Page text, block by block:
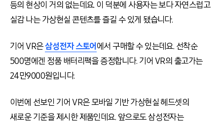
등의 현상이 거의 없는데요. 이 덕분에 사용자는 보다 자연스럽고
실감 나는 가상현실 콘텐츠를 즐길 수 있게 됐습니다.
기어 VR은삼성전자 스토어 에서 구매할 수 있는데요. 선착순
500명에겐 정품 배터리팩을 증정합니다. 기어 VR의 출고가는
24만9000원입니다.
이번에 선보인 기어 VR은 모바일 기반 가상현실 헤드셋의
새로운 기준을 제시한 제품인데요. 앞으로도 삼성전자는